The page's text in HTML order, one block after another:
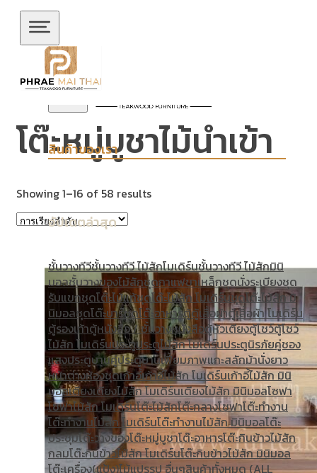
ข้ามไปยังเนื้อหาหลัก
สินค้าของเรา
อัปเดตล่าสุด
ชั้นวางทีวีชั้นวางทีวี ไม้สักโมเดิร์นชั้นวางทีวี ไม้สักมินิ
มอลชั้นวางของไม้สักชุดกาแฟขาเหล็กชุดนั่งระเบียงชุด
รับแขกชุดโต๊ะไม้แท้ชุดโต๊ะไม้สัก โมเดิร์นชุดโต๊ะไม้สัก มิ
นิมอลชุดโต๊ะบาร์ชุดโต๊ะอาหารตู้ตู้เสื้อผ้าตู้เสื้อผ้า โมเดิร์น
ตู้รองเท้าตู้หนังสือ / ชั้นวางหนังสือตู้หัวเตียงตู้โชว์ตู้โชว์
ไม้สัก โมเดิร์นประตูประตูไม้สัก โมเดิร์นประตูนิรภัยคู่ชอง
แสงประตูบานคู่ประตูบานเฟี้ยมภาพแกะสลักม้านั่งยาว
หน้าต่างห้องชุดเก้าอี้เก้าอี้ไม้สัก โมเดิร์นเก้าอี้ไม้สัก มินิ
มอลเตียงเตียงไม้สัก โมเดิร์นเตียงไม้สัก มินิมอลโซฟา
โซฟาไม้สัก โมเดิร์นโต๊ะไม้สักโต๊ะกลางโซฟาโต๊ะทำงาน
โต๊ะทํางานไม้สัก โมเดิร์นโต๊ะทำงานไม้สัก มินิมอลโต๊ะ
ประชุมโต๊ะวางของโต๊ะหมู่บูชาโต๊ะอาหารโต๊ะกินข้าวไม้สัก
กลมโต๊ะกินข้าวไม้สัก โมเดิร์นโต๊ะกินข้าวไม้สัก มินิมอล
โต๊ะเครื่อง(แป้ง)ไม้แปรรูป อื่นๆสินค้าทั้งหมด (ALL
โต๊ะหมู่บูชาไม้นำเข้า
Showing 1–16 of 58 results